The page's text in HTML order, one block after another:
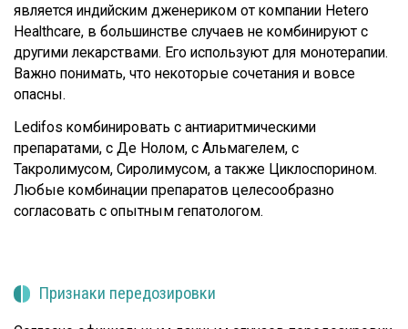
является индийским дженериком от компании Hetero
Healthcare, в большинстве случаев не комбинируют с
другими лекарствами. Его используют для монотерапии.
Важно понимать, что некоторые сочетания и вовсе
опасны.
Ledifos комбинировать с антиаритмическими
препаратами, с Де Нолом, с Альмагелем, с
Такролимусом, Сиролимусом, а также Циклоспорином.
Любые комбинации препаратов целесообразно
согласовать с опытным гепатологом.
Признаки передозировки